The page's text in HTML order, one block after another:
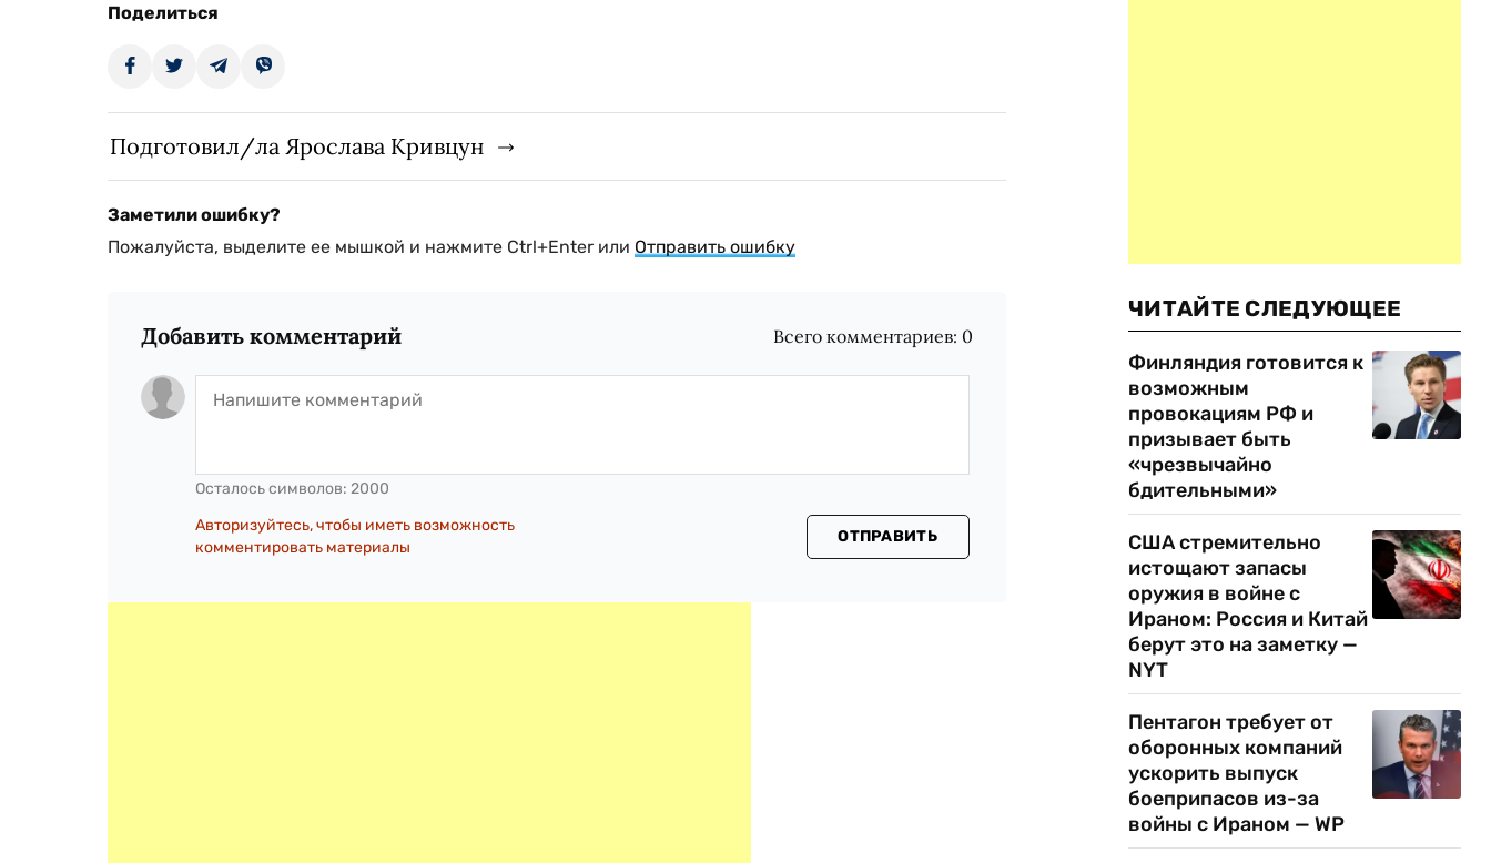
Поделиться
Подготовил/ла Ярослава Кривцун
Заметили ошибку?
Пожалуйста, выделите ее мышкой и нажмите Ctrl+Enter или Отправить ошибку
Добавить комментарий Всего комментариев: 0
Осталось символов: 2000
Авторизуйтесь, чтобы иметь возможность
комментировать материалы
ОТПРАВИТЬ
ЧИТАЙТЕ СЛЕДУЮЩЕЕ
Финляндия готовится к
возможным
провокациям РФ и
призывает быть
«чрезвычайно
бдительными»
США стремительно
истощают запасы
оружия в войне с
Ираном: Россия и Китай
берут это на заметку —
NYT
Пентагон требует от
оборонных компаний
ускорить выпуск
боеприпасов из-за
войны с Ираном — WP